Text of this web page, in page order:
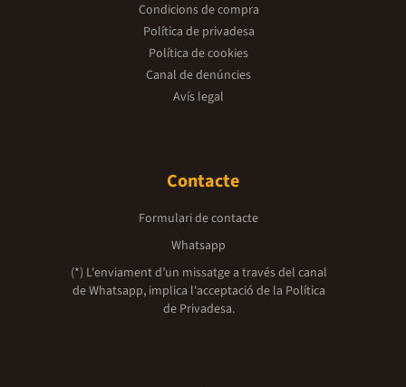
Condicions de compra
Política de privadesa
Política de cookies
Canal de denúncies
Avís legal
Contacte
Formulari de contacte
Whatsapp
(*) L'enviament d’un missatge a través del canal
de Whatsapp, implica l'acceptació de la Política
de Privadesa.